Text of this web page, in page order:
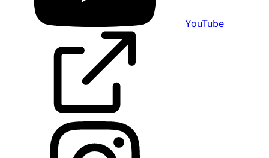
YouTube